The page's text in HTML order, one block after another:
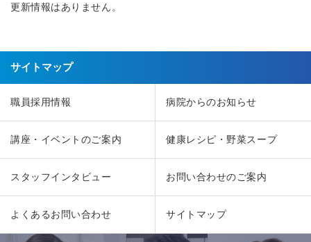
更新情報はありません。
サイトマップ
職員採用情報 病院からのお知らせ
講座・イベントのご案内 健康レシピ・野菜スープ
スタッフインタビュー お問い合わせのご案内
よくあるお問い合わせ サイトマップ